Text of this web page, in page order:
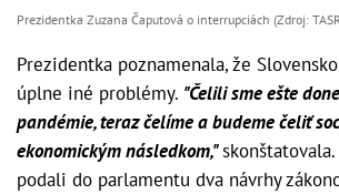
Prezidentka Zuzana Čaputová o interrupciách (Zdroj:
Prezidentka poznamenala, že
úplne iné problémy. "Čelili sme ešte
pandémie, teraz čelíme a budeme čeliť
ekonomickým následkom,"
podali do parlamentu dva návrhy